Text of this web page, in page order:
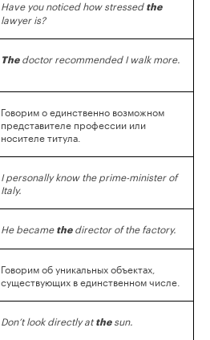
Have you noticed how stressed the
lawyer is?
Thedoctor recommended I walk more.
Говорим о единственно возможном
представителе профессии или
носителе титула.
I personally know the prime-minister of
Italy.
He became thedirector of the factory.
Говорим об уникальных объектах,
существующих в единственном числе.
Don’t look directly at thesun.